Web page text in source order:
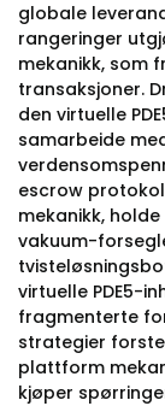
globale
rangeringer
mekanikk, som
transaksjoner.
den virtuelle
samarbeide
escrow
mekanikk,
vakuum-
virtuelle PDE5-
fragmenterte
strategier
plattform
kjøper